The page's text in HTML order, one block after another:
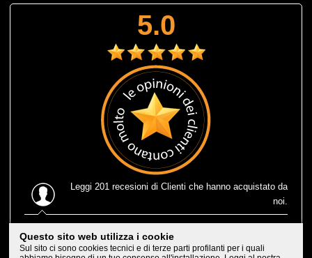
5.0
Leggi 201 recesioni di Clienti che hanno acquistato da
noi.
eccezionale, leggerissima e consegnatami in 1 solo giorno
Questo sito web utilizza i cookie
Sul sito ci sono cookies tecnici e di terze parti profilanti per i quali